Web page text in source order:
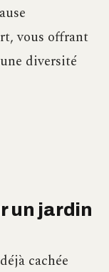
vous offrant
diversité
un jardin
cachée